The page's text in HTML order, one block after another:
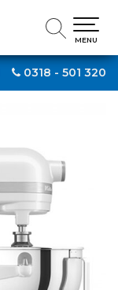
0318 - 501 320
MENU
MENU